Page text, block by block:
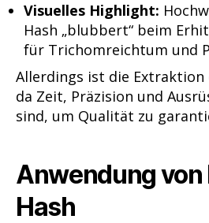
Visuelles Highlight:
Hash „blubbert“ beim
für Trichomreichtum und
Allerdings ist die Extraktion
da Zeit, Präzision und
sind, um Qualität zu
Anwendung von
Hash